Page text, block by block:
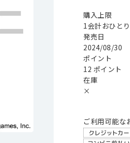
購入上限
1会計おひと
発売日
2024/08/30
ポイント
12 ポイント
在庫
×
ご利用可能な